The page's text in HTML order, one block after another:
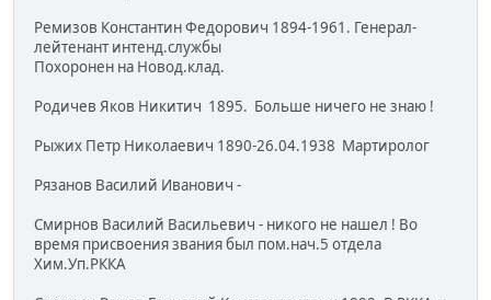
Ремизов Константин Федорович 1894-1961. Генерал-
лейтенант интенд.службы
Похоронен на Новод.клад.
Родичев Яков Никитич 1895. Больше ничего не знаю !
Рыжих Петр Николаевич 1890-26.04.1938 Мартиролог
Рязанов Василий Иванович -
Смирнов Василий Васильевич - никого не нашел ! Во
время присвоения звания был пом.нач.5 отдела
Хим.Уп.РККА